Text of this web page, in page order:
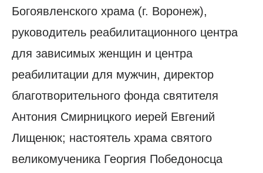
Богоявленского храма (г. Воронеж),
руководитель реабилитационного центра
для зависимых женщин и центра
реабилитации для мужчин, директор
благотворительного фонда святителя
Антония Смирницкого иерей Евгений
Лищенюк; настоятель храма святого
великомученика Георгия Победоносца